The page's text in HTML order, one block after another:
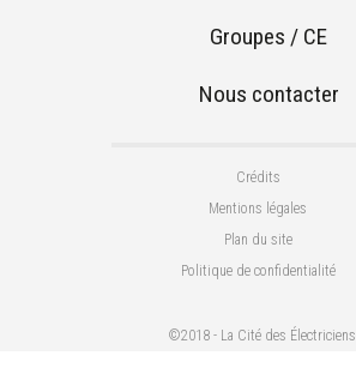
Groupes / CE
Nous contacter
Crédits
Mentions légales
Plan du site
Politique de confidentialité
©2018 - La Cité des Électriciens